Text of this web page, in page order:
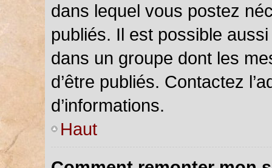
dans lequel vous postez
publiés. Il est possible
dans un groupe dont les
d’être publiés. Contactez
d’informations.
Haut